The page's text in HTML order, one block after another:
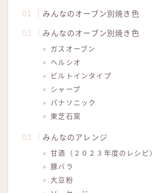
みんなのオーブン別焼き色
みんなのオーブン別焼き色
ガスオーブン
ヘルシオ
ビルトインタイプ
シャープ
パナソニック
東芝石窯
みんなのアレンジ
甘酒（２０２３年度のレシピ）
豚バラ
大豆粉